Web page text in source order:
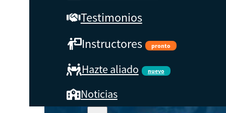
Testimonios
Instructores
pronto
Hazte aliado nuevo
Noticias